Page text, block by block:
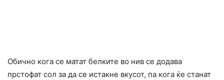
Обично кога се матат белките во нив се додава
прстофат сол за да се истакне вкусот, па кога ќе станат